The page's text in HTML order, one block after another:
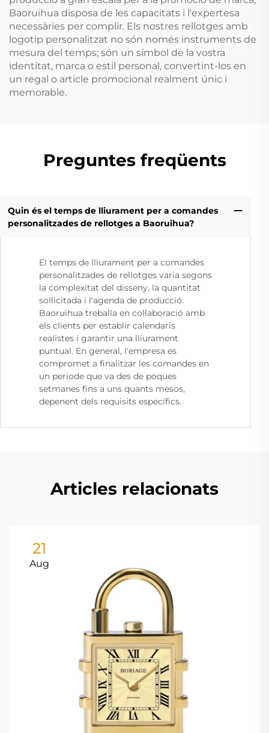
Baoruihua disposa de les capacitats i l'expertesa
necessàries per complir. Els nostres rellotges amb
logotip personalitzat no són només instruments de
mesura del temps; són un símbol de la vostra
identitat, marca o estil personal, convertint-los en
un regal o article promocional realment únic i
memorable.
Preguntes freqüents
Quin és el temps de lliurament per a comandes
personalitzades de rellotges a Baoruihua?
El temps de lliurament per a comandes
personalitzades de rellotges varia segons
la complexitat del disseny, la quantitat
sol·licitada i l'agenda de producció.
Baoruihua treballa en col·laboració amb
els clients per establir calendaris
realistes i garantir una lliurament
puntual. En general, l'empresa es
compromet a finalitzar les comandes en
un període que va des de poques
setmanes fins a uns quants mesos,
depenent dels requisits específics.
Articles relacionats
21
Aug